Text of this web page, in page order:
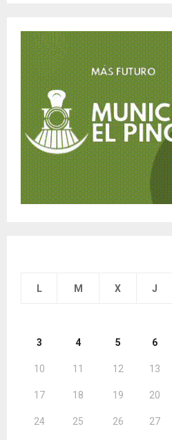
L M X J
3 4 5 6
10 11 12 13
17 18 19 20
24 25 26 27